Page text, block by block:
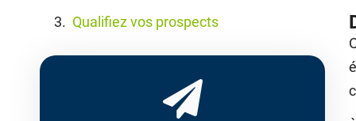
Qualifiez vos prospects